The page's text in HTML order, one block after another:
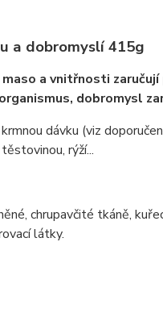
a dobromyslí 415g
a vnitřnosti
dobromysl
dávku (viz
rýží...
chrupavčité tkáně,
látky.